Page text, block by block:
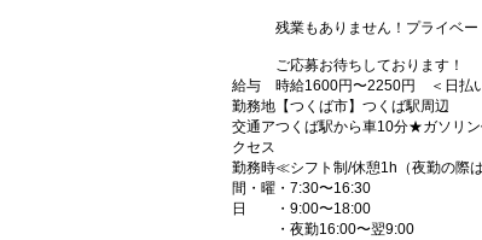
残業もありません！プライベ
ご応募お待ちしております！
給与
時給1600円〜2250円 ＜日払
勤務地 【つくば市】つくば駅周辺
交通ア
クセス
つくば駅から車10分★ガソリ
勤務時
間・曜
日
≪シフト制/休憩1h（夜勤の際
・7:30〜16:30
・9:00〜18:00
・夜勤16:00〜翌9:00